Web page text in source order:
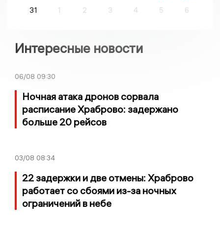
31
1 2 3 4 5 6
Интересные новости
06/08 09:30
Ночная атака дронов сорвала
расписание Храброво: задержано
больше 20 рейсов
03/08 08:34
22 задержки и две отмены: Храброво
работает со сбоями из-за ночных
ограничений в небе